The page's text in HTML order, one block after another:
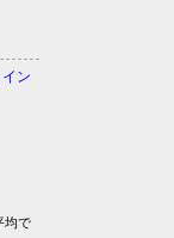
ン
均で